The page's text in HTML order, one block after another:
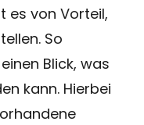
es von Vorteil,
So
Blick, was
kann. Hierbei